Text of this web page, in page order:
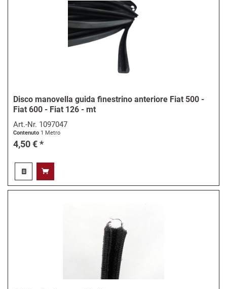
Disco manovella guida finestrino anteriore Fiat 500 -
Fiat 600 - Fiat 126 - mt
Art.-Nr. 1097047
Contenuto 1 Metro
4,50 € *